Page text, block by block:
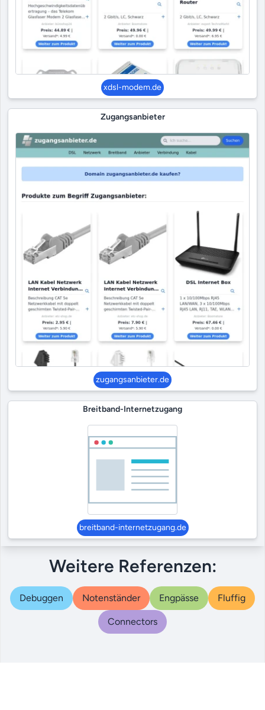
xdsl-modem.de
Zugangsanbieter
zugangsanbieter.de
Breitband-Internetzugang
breitband-internetzugang.de
Weitere Referenzen:
Debuggen Notenständer Engpässe Fluffig
Connectors